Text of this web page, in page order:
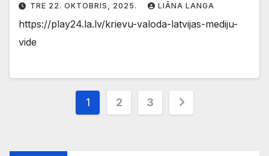
TRE 22. OKTOBRIS, 2025. LIĀNA LANGA
https://play24.la.lv/krievu-valoda-latvijas-mediju-
vide
Ziņu
1 2 3